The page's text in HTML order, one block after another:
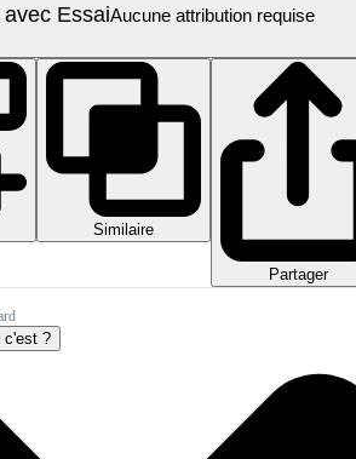
EssaiAucune attribution requise
Similaire
Partager
c'est ?